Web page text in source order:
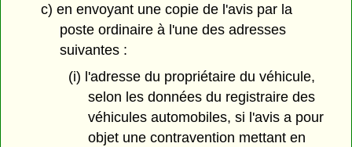
c) en envoyant une copie de l'avis par la
poste ordinaire à l'une des adresses
suivantes :
(i) l'adresse du propriétaire du véhicule,
selon les données du registraire des
véhicules automobiles, si l'avis a pour
objet une contravention mettant en